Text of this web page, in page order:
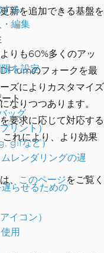
る
編集
を設定
ト
ッグ
リント）
gifなど）
レンダリングの遅
らせるための
イコン）
用
新を追加できる基盤を
りも60%多くのアッ
のフォークを最
ズによりカスタマイズ
なりつつあります。
要求に応じて対応する
れにより、より効果
、 このページをご覧く